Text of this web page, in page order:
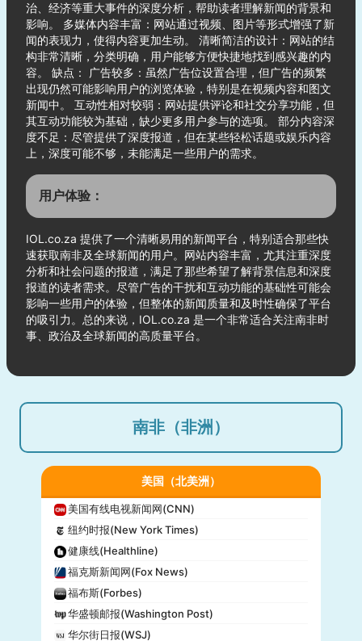
治、经济等重大事件的深度分析，帮助读者理解新闻的背景和
影响。 多媒体内容丰富：网站通过视频、图片等形式增强了新
闻的表现力，使得内容更加生动。 清晰简洁的设计：网站的结
构非常清晰，分类明确，用户能够方便快捷地找到感兴趣的内
容。 缺点： 广告较多：虽然广告位设置合理，但广告的频繁
出现仍然可能影响用户的浏览体验，特别是在视频内容和图文
新闻中。 互动性相对较弱：网站提供评论和社交分享功能，但
其互动功能较为基础，缺少更多用户参与的选项。 部分内容深
度不足：尽管提供了深度报道，但在某些轻松话题或娱乐内容
上，深度可能不够，未能满足一些用户的需求。
用户体验：
IOL.co.za 提供了一个清晰易用的新闻平台，特别适合那些快
速获取南非及全球新闻的用户。网站内容丰富，尤其注重深度
分析和社会问题的报道，满足了那些希望了解背景信息和深度
报道的读者需求。尽管广告的干扰和互动功能的基础性可能会
影响一些用户的体验，但整体的新闻质量和及时性确保了平台
的吸引力。总的来说，IOL.co.za 是一个非常适合关注南非时
事、政治及全球新闻的高质量平台。
南非（非洲）
美国（北美洲）
美国有线电视新闻网(CNN)
纽约时报(New York Times)
健康线(Healthline)
福克斯新闻网(Fox News)
福布斯(Forbes)
华盛顿邮报(Washington Post)
华尔街日报(WSJ)